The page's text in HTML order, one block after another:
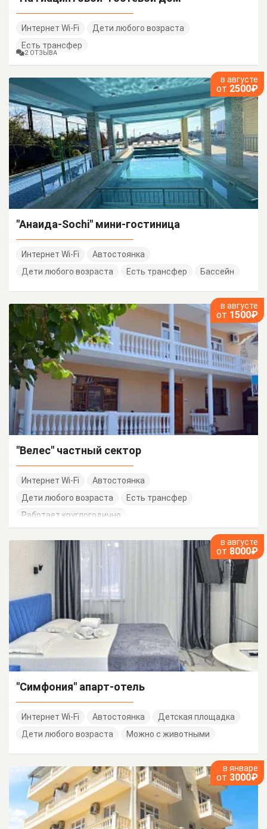
Интернет Wi-Fi
Дети любого возраста
Есть трансфер
2 ОТЗЫВА
в августе
от 2500₽
"Анаида-Sochi" мини-гостиница
Интернет Wi-Fi
Автостоянка
Дети любого возраста
Есть трансфер Бассейн
в августе
от 1500₽
"Велес" частный сектор
Интернет Wi-Fi
Автостоянка
Дети любого возраста
Есть трансфер
Работает круглогодично
в августе
от 8000₽
"Симфония" апарт-отель
Интернет Wi-Fi Автостоянка
Детская площадка
Дети любого возраста
Можно с животными
в январе
от 3000₽